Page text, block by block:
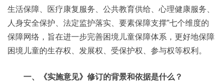
生活保障、医疗康复服务、公共教育供给、心理健康服务、
人身安全保护、法定监护落实、要素保障支撑”七个维度的
保障网络，旨在进一步完善困境儿童保障体系，更好地保障
困境儿童的生存权、发展权、受保护权、参与权等权利。
一、《实施意见》修订的背景和依据是什么？